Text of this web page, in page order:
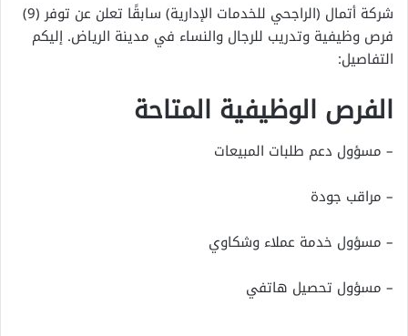
شركة أتمال (الراجحي للخدمات الإدارية) سابقًا تعلن عن توفر (9)
فرص وظيفية وتدريب للرجال والنساء في مدينة الرياض. إليكم
التفاصيل:
الفرص الوظيفية المتاحة
– مسؤول دعم طلبات المبيعات
– مراقب جودة
– مسؤول خدمة عملاء وشكاوي
– مسؤول تحصيل هاتفي